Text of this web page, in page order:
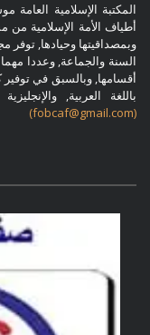
المكتبة الإسلامية
أطياف الأمة الإسلامية من
وبمصداقيتها وحيادها,
السنة والجماعة, وعددا مهما
أقسامها, وبالسبق في
باللغة العربية,
(fobcaf@gmail.com)